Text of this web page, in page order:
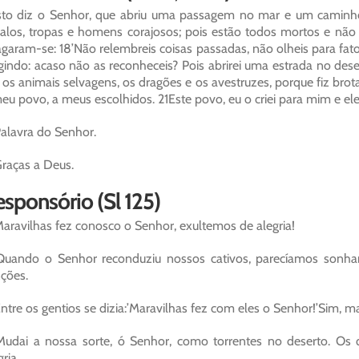
diz o Senhor, que abriu uma passagem no mar e um
tropas e homens corajosos; pois estão todos mortos e
se: 18’Não relembreis coisas passadas, não olheis para
acaso não as reconheceis? Pois abrirei uma estrada no
animais selvagens, os dragões e os avestruzes, porque fiz
povo, a meus escolhidos. 21Este povo, eu o criei para mim e
do Senhor.
a Deus.
(Sl 125)
fez conosco o Senhor, exultemos de alegria!
o Senhor reconduziu nossos cativos, parecíamos
os gentios se dizia:’Maravilhas fez com eles o Senhor!’Sim,
a nossa sorte, ó Senhor, como torrentes no deserto. Os